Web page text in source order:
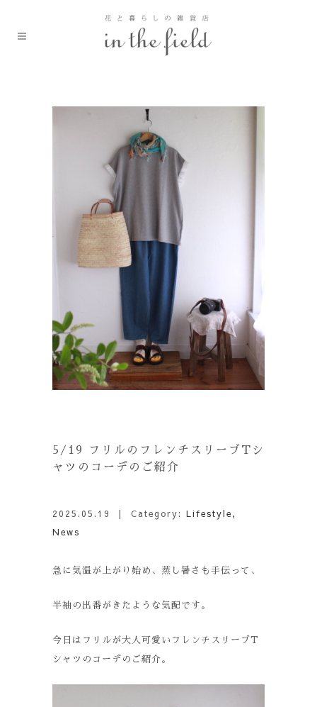
5/19 フリルのフレンチスリーブTシ
ャツのコーデのご紹介
2025.05.19 | Category: Lifestyle,
News
急に気温が上がり始め、蒸し暑さも手伝って、
半袖の出番がきたような気配です。
今日はフリルが大人可愛いフレンチスリーブT
シャツのコーデのご紹介。